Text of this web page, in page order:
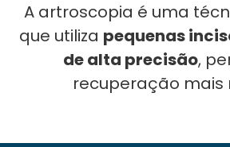
A artroscopia é uma
que utiliza pequenas
de alta precisão,
recuperação mais